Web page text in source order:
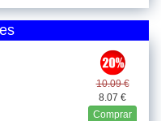
10.09 €
8.07 €
Comprar